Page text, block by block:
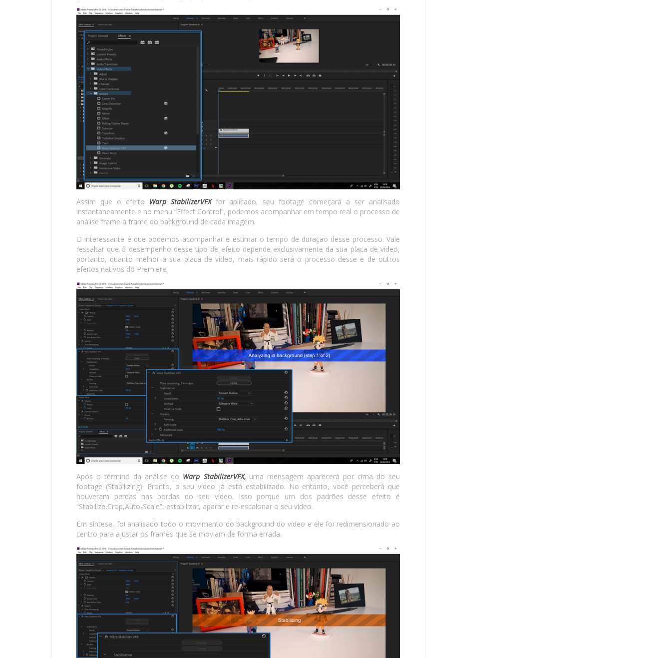
Assim que o efeito Warp StabilizerVFX for aplicado, seu footage começará a ser analisado
instantaneamente e no menu “Effect Control”, podemos acompanhar em tempo real o processo de
análise frame à frame do background de cada imagem.
O interessante é que podemos acompanhar e estimar o tempo de duração desse processo. Vale
ressaltar que o desempenho desse tipo de efeito depende exclusivamente da sua placa de vídeo,
portanto, quanto melhor a sua placa de vídeo, mais rápido será o processo desse e de outros
efeitos nativos do Premiere.
Após o término da análise do Warp StabilizerVFX, uma mensagem aparecerá por cima do seu
footage (Stabilizing). Pronto, o seu vídeo já está estabilizado. No entanto, você perceberá que
houveram perdas nas bordas do seu vídeo. Isso porque um dos padrões desse efeito é
“Stabilize,Crop,Auto-Scale”, estabilizar, aparar e re-escalonar o seu vídeo.
Em síntese, foi analisado todo o movimento do background do vídeo e ele foi redimensionado ao
centro para ajustar os frames que se moviam de forma errada.